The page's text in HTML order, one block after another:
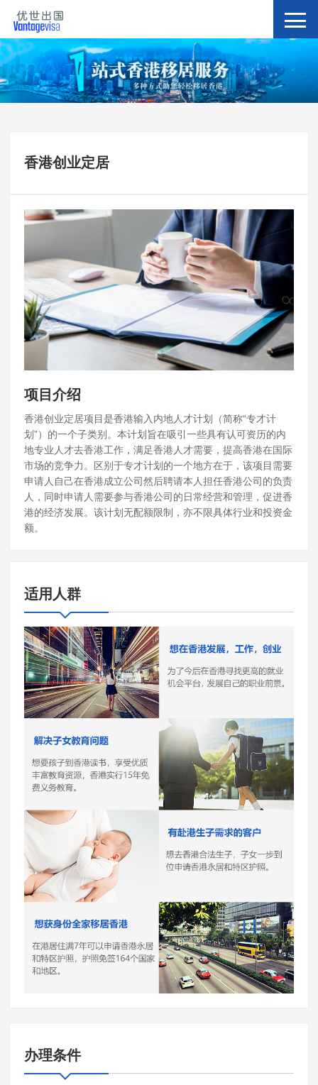
香港创业定居
项目介绍
香港创业定居项目是香港输入内地人才计划（简称“专才计
划”）的一个子类别。本计划旨在吸引一些具有认可资历的内
地专业人才去香港工作，满足香港人才需要，提高香港在国际
市场的竞争力。区别于专才计划的一个地方在于，该项目需要
申请人自己在香港成立公司然后聘请本人担任香港公司的负责
人，同时申请人需要参与香港公司的日常经营和管理，促进香
港的经济发展。该计划无配额限制，亦不限具体行业和投资金
额。
适用人群
办理条件